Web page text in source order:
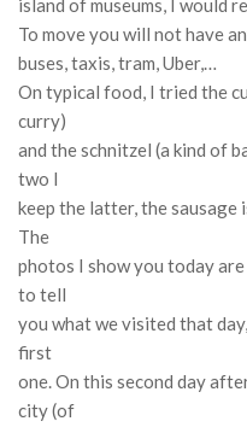
island of museums, I would
To move you will not have
buses, taxis, tram, Uber,…
On typical food, I tried the
curry)
and the schnitzel (a kind of
two I
keep the latter, the sausage
The
photos I show you today are
to tell
you what we visited that
first
one.On this second day
city (of